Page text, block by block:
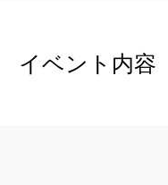
イベント内容